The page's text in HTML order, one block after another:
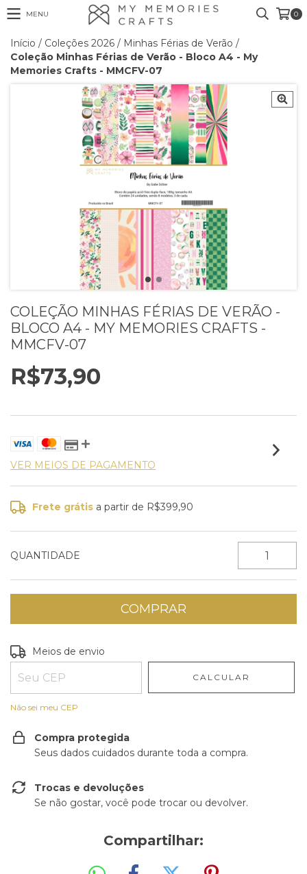
MENU 0
Início / Coleções 2026 / Minhas Férias de Verão /
Coleção Minhas Férias de Verão - Bloco A4 - My
Memories Crafts - MMCFV-07
COLEÇÃO MINHAS FÉRIAS DE VERÃO -
BLOCO A4 - MY MEMORIES CRAFTS -
MMCFV-07
R$73,90
VER MEIOS DE PAGAMENTO
Frete grátis a partir de R$399,90
QUANTIDADE
Entregas para o CEP:
Meios de envio
CALCULAR
Não sei meu CEP
Compra protegida
Seus dados cuidados durante toda a compra.
Trocas e devoluções
Se não gostar, você pode trocar ou devolver.
Compartilhar: